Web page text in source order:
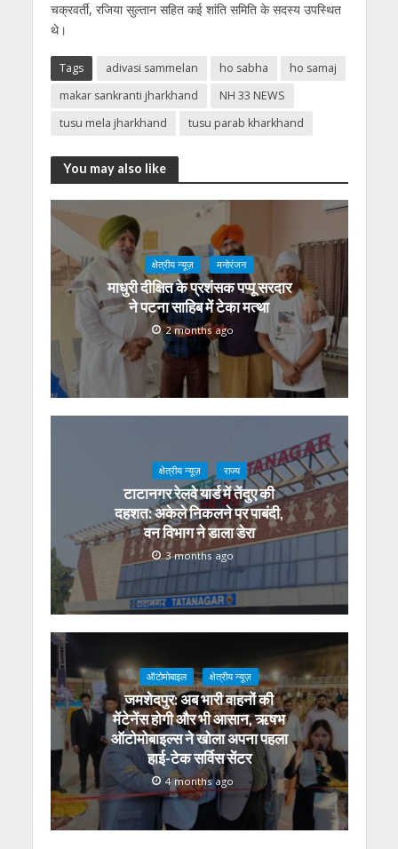
चक्रवर्ती, रजिया सुल्तान सहित कई शांति समिति के सदस्य उपस्थित
थे।
Tags adivasi sammelan ho sabha
ho samaj
makar sankranti jharkhand
NH 33 NEWS
tusu mela jharkhand
tusu parab kharkhand
You may also like
क्षेत्रीय न्यूज़ मनोरंजन
माधुरी दीक्षित के प्रशंसक पप्पू सरदार
ने पटना साहिब में टेका मत्था
2 months ago
क्षेत्रीय न्यूज़ राज्य
टाटानगर रेलवे यार्ड में तेंदुए की
दहशत: अकेले निकलने पर पाबंदी,
वन विभाग ने डाला डेरा
3 months ago
ऑटोमोबाइल क्षेत्रीय न्यूज़
जमशेदपुर: अब भारी वाहनों की
मेंटेनेंस होगी और भी आसान, ऋषभ
ऑटोमोबाइल्स ने खोला अपना पहला
हाई-टेक सर्विस सेंटर
4 months ago